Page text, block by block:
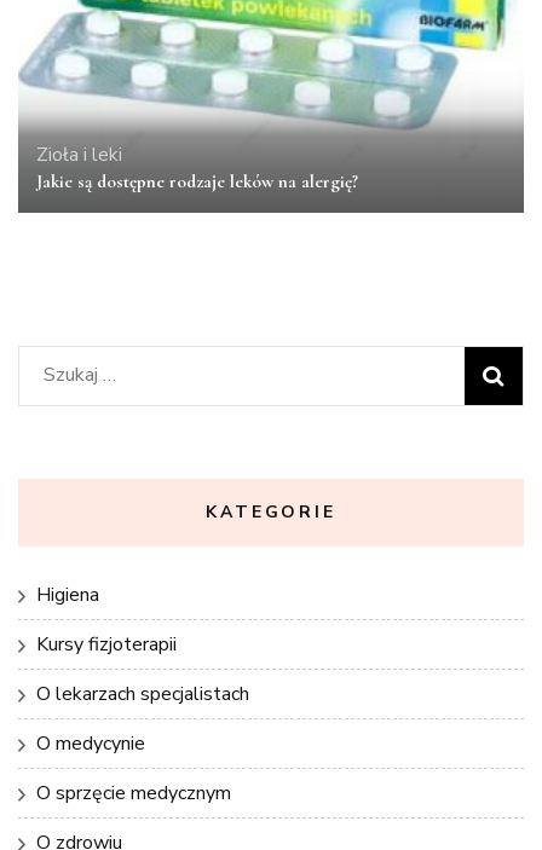
Zioła i leki
Jakie są dostępne rodzaje leków na alergię?
Szukaj:
KATEGORIE
Higiena
Kursy fizjoterapii
O lekarzach specjalistach
O medycynie
O sprzęcie medycznym
O zdrowiu